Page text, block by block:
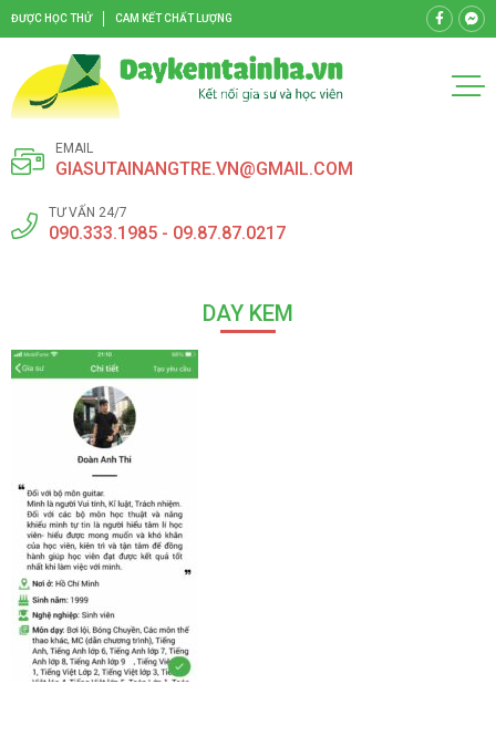
ĐƯỢC HỌC THỬ CAM KẾT CHẤT LƯỢNG
EMAIL
GIASUTAINANGTRE.VN@GMAIL.COM
TƯ VẤN 24/7
090.333.1985 - 09.87.87.0217
DAY KEM